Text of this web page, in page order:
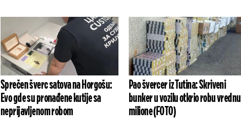
Sprečen šverc satova na Horgošu:
Evo gde su pronađene kutije sa
neprijavljenom robom
Pao švercer iz Tutina: Skriveni
bunker u vozilu otkrio robu vrednu
milione (FOTO)